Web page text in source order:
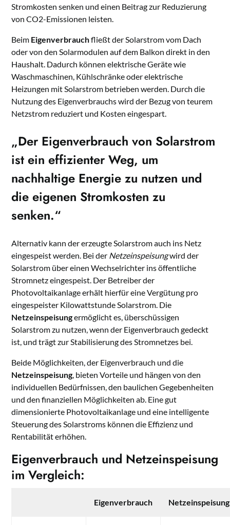
Stromkosten senken und einen Beitrag zur Reduzierung
von CO2-Emissionen leisten.
Beim Eigenverbrauchfließt der Solarstrom vom Dach
oder von den Solarmodulen auf dem Balkon direkt in den
Haushalt. Dadurch können elektrische Geräte wie
Waschmaschinen, Kühlschränke oder elektrische
Heizungen mit Solarstrom betrieben werden. Durch die
Nutzung des Eigenverbrauchs wird der Bezug von teurem
Netzstrom reduziert und Kosten eingespart.
„Der Eigenverbrauch von Solarstrom
ist ein effizienter Weg, um
nachhaltige Energie zu nutzen und
die eigenen Stromkosten zu
senken.“
Alternativ kann der erzeugte Solarstrom auch ins Netz
eingespeist werden. Bei der Netzeinspeisungwird der
Solarstrom über einen Wechselrichter ins öffentliche
Stromnetz eingespeist. Der Betreiber der
Photovoltaikanlage erhält hierfür eine Vergütung pro
eingespeister Kilowattstunde Solarstrom. Die
Netzeinspeisungermöglicht es, überschüssigen
Solarstrom zu nutzen, wenn der Eigenverbrauch gedeckt
ist, und trägt zur Stabilisierung des Stromnetzes bei.
Beide Möglichkeiten, der Eigenverbrauch und die
Netzeinspeisung, bieten Vorteile und hängen von den
individuellen Bedürfnissen, den baulichen Gegebenheiten
und den finanziellen Möglichkeiten ab. Eine gut
dimensionierte Photovoltaikanlage und eine intelligente
Steuerung des Solarstroms können die Effizienz und
Rentabilität erhöhen.
Eigenverbrauch und Netzeinspeisung
im Vergleich:
Eigenverbrauch Netzeinspeisung